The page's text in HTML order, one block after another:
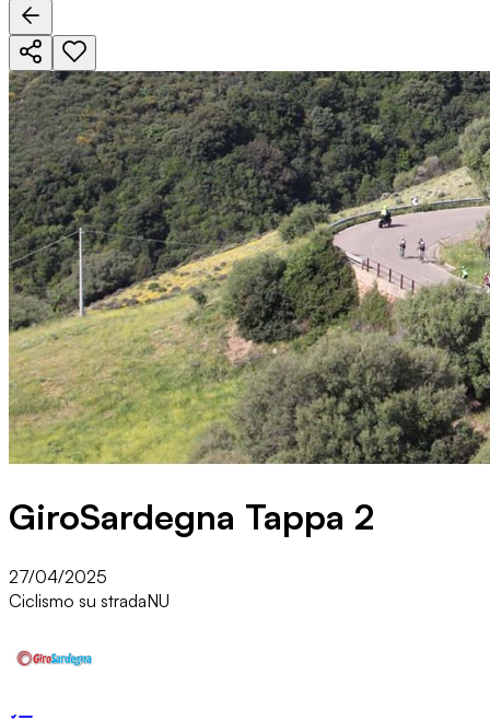
GiroSardegna Tappa 2
27/04/2025
Ciclismo su stradaNU